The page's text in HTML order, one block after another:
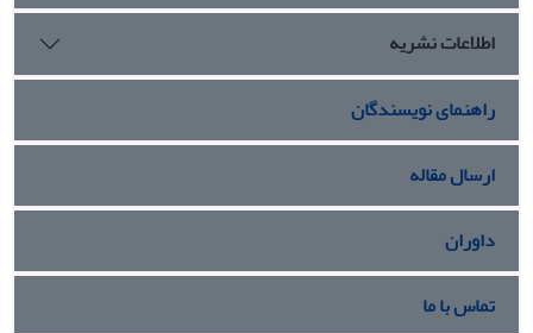
اطلاعات نشریه
راهنمای نویسندگان
ارسال مقاله
داوران
تماس با ما